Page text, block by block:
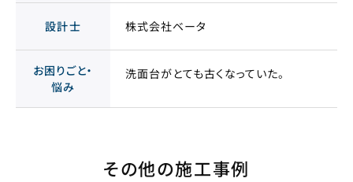
設計士 株式会社ベータ
お困りごと・
悩み
洗面台がとても古くなっていた。
その他の施工事例